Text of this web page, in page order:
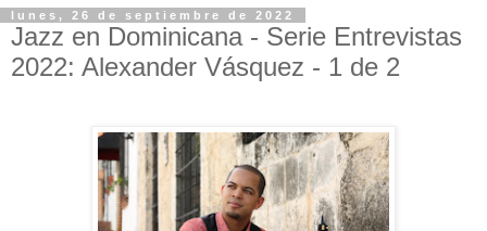
lunes, 26 de septiembre de 2022
Jazz en Dominicana - Serie Entrevistas
2022: Alexander Vásquez - 1 de 2